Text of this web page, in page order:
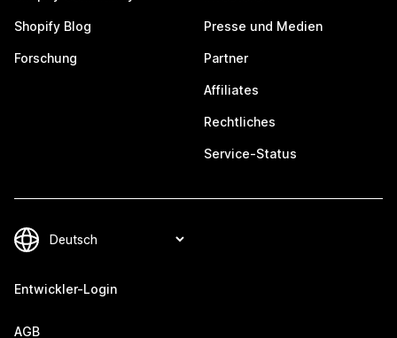
Shopify Blog
Forschung
Presse und Medien
Partner
Affiliates
Rechtliches
Service-Status
Entwickler-Login
AGB